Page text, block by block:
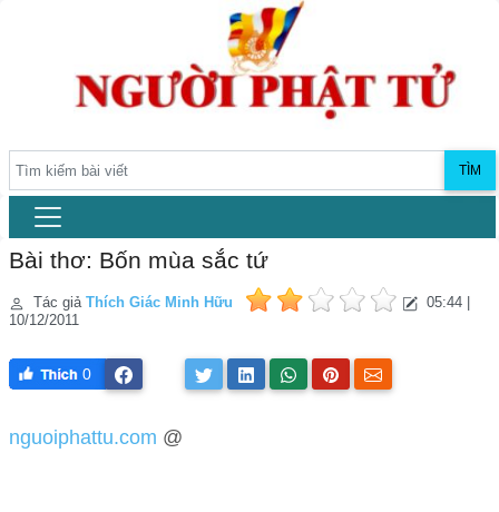
TÌM
Bài thơ: Bốn mùa sắc tứ
Tác giả Thích Giác Minh Hữu
05:44 |
10/12/2011
0
nguoiphattu.com @